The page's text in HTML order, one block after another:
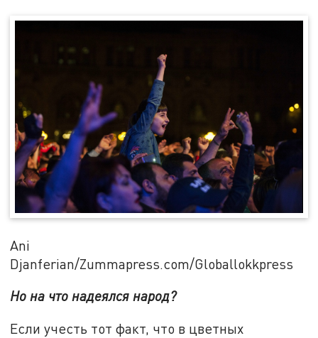
Ani
Djanferian/Zummapress.com/Globallokkpress
Но на что надеялся народ?
Если учесть тот факт, что в цветных